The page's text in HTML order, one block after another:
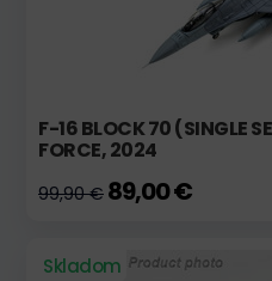
F-16 BLOCK 70 (SINGLE
FORCE, 2024
99,90 € 89,00 €
Skladom